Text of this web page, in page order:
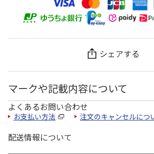
シェアする
マークや記載内容について
よくあるお問い合わせ
お支払い方法 注文のキャンセルにつ
配送情報について